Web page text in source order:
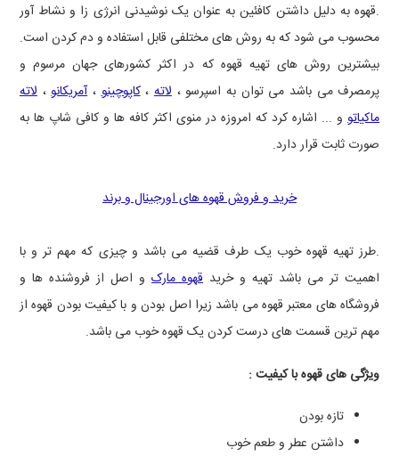
.قهوه به دلیل داشتن کافئین به عنوان یک نوشیدنی انرژی زا و نشاط آور
محسوب می شود که به روش های مختلفی قابل استفاده و دم کردن است.
بیشترین روش های تهیه قهوه که در اکثر کشورهای جهان مرسوم و
پرمصرف می باشد می توان به اسپرسو ،لاته،کاپوچینو،آمریکانو،لاته
ماکیاتوو ... اشاره کرد که امروزه در منوی اکثر کافه ها و کافی شاپ ها به
صورت ثابت قرار دارد.
خرید و فروش قهوه های اورجینال و برند
.طرز تهیه قهوه خوب یک طرف قضیه می باشد و چیزی که مهم تر و با
اهمیت تر می باشد تهیه و خرید قهوه مارک و اصل از فروشنده ها و
فروشگاه های معتبر قهوه می باشد زیرا اصل بودن و با کیفیت بودن قهوه از
مهم ترین قسمت های درست کردن یک قهوه خوب می باشد.
ویژگی های قهوه با کیفیت :
تازه بودن
داشتن عطر و طعم خوب